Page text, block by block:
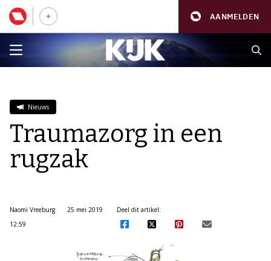
AANMELDEN
Nieuws
Traumazorg in een
rugzak
Naomi Vreeburg
25 mei 2019
12:59
Deel dit artikel: